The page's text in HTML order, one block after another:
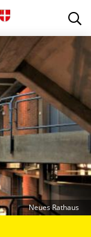
Neues Rathaus